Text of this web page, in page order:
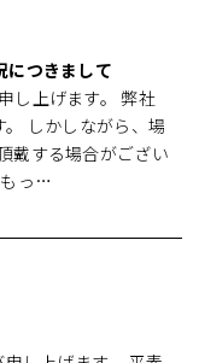
につきまして
し上げます。 弊社
しかしながら、場
戴する場合がござい
もっ…